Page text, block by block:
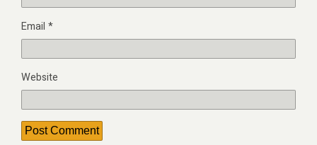
Email *
Website